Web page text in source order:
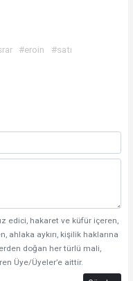
#eroin #satı
edici, hakaret ve küfür içeren,
ahlaka aykırı, kişilik haklarına
doğan her türlü mali,
Üye/Üyeler’e aittir.